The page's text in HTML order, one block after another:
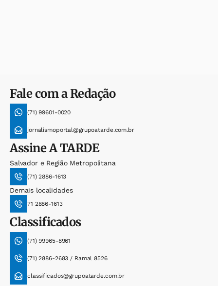
Fale com a Redação
(71) 99601-0020
jornalismoportal@grupoatarde.com.br
AssineA TARDE
Salvador e Região Metropolitana
(71) 2886-1613
Demais localidades
71 2886-1613
Classificados
(71) 99965-8961
(71) 2886-2683 / Ramal 8526
classificados@grupoatarde.com.br